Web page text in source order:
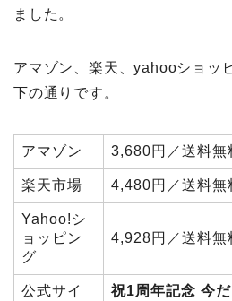
ました。
アマゾン、楽天、yahooショッ
下の通りです。
アマゾン 3,680円／送料無
楽天市場 4,480円／送料無
Yahoo!シ
ョッピン
グ
4,928円／送料無
公式サイ
祝1周年記念 今